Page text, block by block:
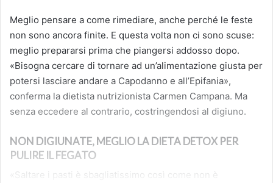
Meglio pensare a come rimediare, anche perché le feste
non sono ancora finite. E questa volta non ci sono scuse:
meglio prepararsi prima che piangersi addosso dopo.
«Bisogna cercare di tornare ad un’alimentazione giusta per
potersi lasciare andare a Capodanno e all’Epifania»,
conferma la dietista nutrizionista Carmen Campana. Ma
senza eccedere al contrario, costringendosi al digiuno.
NON DIGIUNATE, MEGLIO LA DIETA DETOX PER
PULIRE IL FEGATO
«Saltare i pasti è sbagliatissimo così come non è